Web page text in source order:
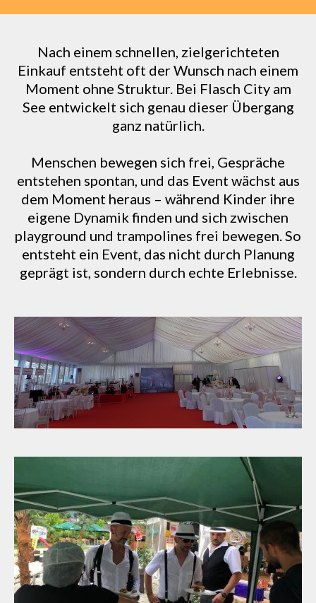
Nach einem schnellen, zielgerichteten
Einkauf entsteht oft der Wunsch nach einem
Moment ohne Struktur. Bei Flasch City am
See entwickelt sich genau dieser Übergang
ganz natürlich.
Menschen bewegen sich frei, Gespräche
entstehen spontan, und das Event wächst aus
dem Moment heraus – während Kinder ihre
eigene Dynamik finden und sich zwischen
playground und trampolines frei bewegen. So
entsteht ein Event, das nicht durch Planung
geprägt ist, sondern durch echte Erlebnisse.